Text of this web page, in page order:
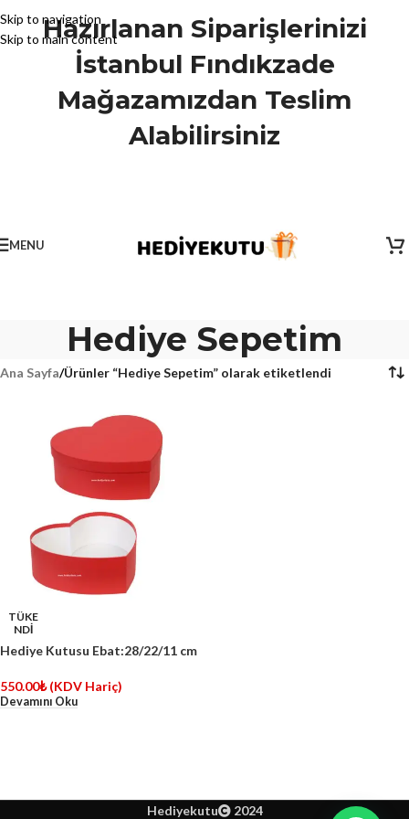
Skip to navigation
Skip to main content
Hazırlanan Siparişlerinizi
İstanbul Fındıkzade
Mağazamızdan Teslim
Alabilirsiniz
MENU
Hediye Sepetim
Ana Sayfa/Ürünler “Hediye Sepetim” olarak etiketlendi
TÜKE
NDİ
Hediye Kutusu Ebat:28/22/11 cm
550.00₺ (KDV Hariç)
Devamını Oku
Hediyekutu 2024